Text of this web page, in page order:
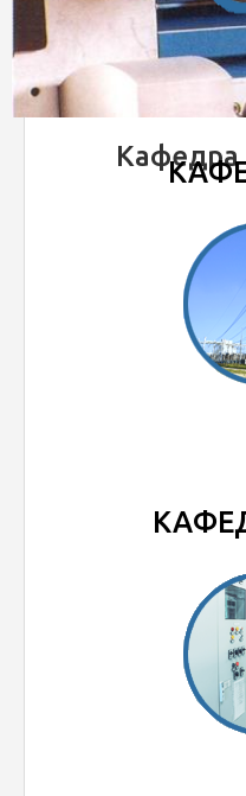
Кафедра